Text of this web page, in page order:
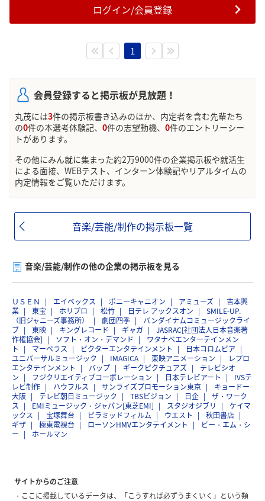
ログイン/会員登録
1
会員登録すると掲示板が見放題！
丸茂には3件の掲示板書き込みのほか、内定者を含む先輩たち
の0件の本選考体験記、 0件の志望動機、 0件のエントリーシー
トがあります。
その他にみん就に集まった約2万9000件の企業掲示板や就活生
による面接、WEBテスト、インターン体験記やリアルタイムの
内定情報をご覧いただけます。
音楽/芸能/制作の掲示板一覧
音楽/芸能/制作の他の企業の掲示板を見る
ＵＳＥＮ エイベックス ポニーキャニオン アミューズ
吉本興
業
東宝 ホリプロ 松竹 日テレ アックスオン
SMILE-UP.
（旧ジャニーズ事務所）
劇団四季
バンダイナムコミュージックライ
ブ
東映 キングレコード ギャガ
JASRAC[社団法人日本音楽著
作権協会]
ソフト・オン・デマンド
ワタナベエンターテインメン
ト
マーベラス ビクターエンタテインメント
日本コロムビア
ユニバーサルミュージック
IMAGICA 東映アニメーション
レプロ
エンタテインメント
バップ ギークピクチュアズ
テレビシオ
ン
フジクリエイティブコーポレーション 日本テレビアート
IVSテ
レビ制作
ハウフルス サンライズプロモーション東京
キョードー
大阪
テレビ朝日ミュージック TBSビジョン 日企
ザ・ワーク
ス
EMIミュージック・ジャパン[東芝EMI] スタジオジブリ
ケイマ
ックス
宝塚舞台 ピラミッドフィルム ウエスト
秋田書店
ギザ
極東電視台 ローソンHMVエンタテイメント
ビー・エム・シ
ー
ホールマン
サイトからのご注意
ここに掲載しているデータは、「こうすれば必ずうまくいく」という類